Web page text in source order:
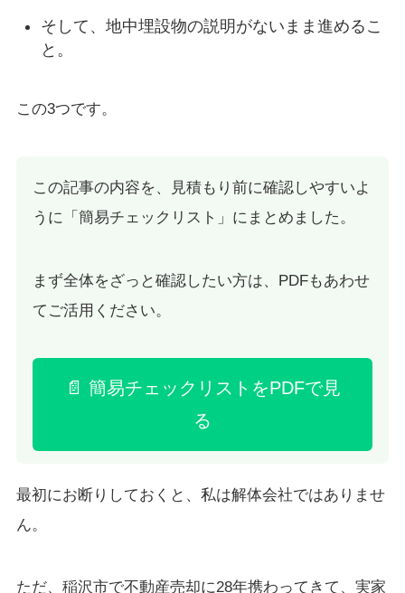
そして、地中埋設物の説明がないまま進めるこ
と。
この3つです。
この記事の内容を、見積もり前に確認しやすいよ
うに「簡易チェックリスト」にまとめました。
まず全体をざっと確認したい方は、PDFもあわせ
てご活用ください。
📄 簡易チェックリストをPDFで見
る
最初にお断りしておくと、私は解体会社ではありませ
ん。
ただ、稲沢市で不動産売却に28年携わってきて、実家